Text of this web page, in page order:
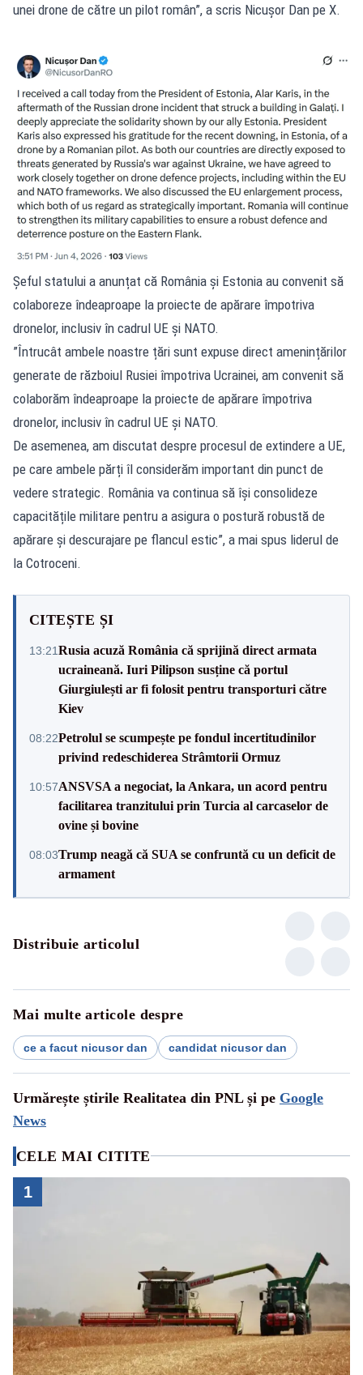
unei drone de către un pilot român”, a scris Nicușor Dan pe X.
Șeful statului a anunțat că România și Estonia au convenit să
colaboreze îndeaproape la proiecte de apărare împotriva
dronelor, inclusiv în cadrul UE și NATO.
”Întrucât ambele noastre țări sunt expuse direct amenințărilor
generate de războiul Rusiei împotriva Ucrainei, am convenit să
colaborăm îndeaproape la proiecte de apărare împotriva
dronelor, inclusiv în cadrul UE și NATO.
De asemenea, am discutat despre procesul de extindere a UE,
pe care ambele părți îl considerăm important din punct de
vedere strategic. România va continua să își consolideze
capacitățile militare pentru a asigura o postură robustă de
apărare și descurajare pe flancul estic”, a mai spus liderul de
la Cotroceni.
CITEȘTE ȘI
13:21Rusia acuză România că sprijină direct armata
ucraineană. Iuri Pilipson susține că portul
Giurgiulești ar fi folosit pentru transporturi către
Kiev
08:22Petrolul se scumpește pe fondul incertitudinilor
privind redeschiderea Strâmtorii Ormuz
10:57ANSVSA a negociat, la Ankara, un acord pentru
facilitarea tranzitului prin Turcia al carcaselor de
ovine și bovine
08:03Trump neagă că SUA se confruntă cu un deficit de
armament
Distribuie articolul
Mai multe articole despre
ce a facut nicusor dan candidat nicusor dan
Urmărește știrile Realitatea din PNL și pe Google
News
CELE MAI CITITE
1